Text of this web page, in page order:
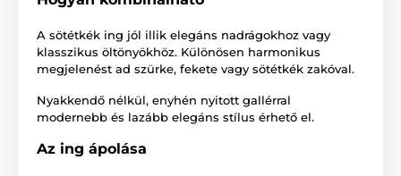
A sötétkék ing jól illik elegáns nadrágokhoz vagy
klasszikus öltönyökhöz. Különösen harmonikus
megjelenést ad szürke, fekete vagy sötétkék zakóval.
Nyakkendő nélkül, enyhén nyitott gallérral
modernebb és lazább elegáns stílus érhető el.
Az ing ápolása